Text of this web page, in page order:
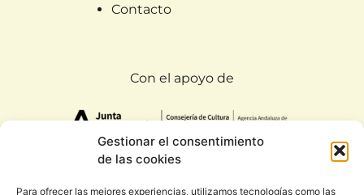
Gestionar el consentimiento
de las cookies
Para ofrecer las mejores experiencias, utilizamos tecnologías como las
Contacto
Con el apoyo de